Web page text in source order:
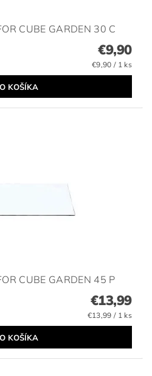
CUBE GARDEN 30 C
€9,90
€9,90 / 1 ks
CUBE GARDEN 45 P
€13,99
€13,99 / 1 ks